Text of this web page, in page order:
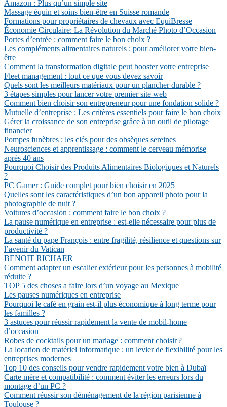
Amazon : Plus qu’un simple site
Massage équin et soins bien-être en Suisse romande
Formations pour propriétaires de chevaux avec EquiBresse
Économie Circulaire: La Révolution du Marché Photo d’Occasion
Portes d’entrée : comment faire le bon choix ?
Les compléments alimentaires naturels : pour améliorer votre bien-
être
Comment la transformation digitale peut booster votre entreprise
Fleet management : tout ce que vous devez savoir
Quels sont les meilleurs matériaux pour un plancher durable ?
3 étapes simples pour lancer votre premier site web
Comment bien choisir son entrepreneur pour une fondation solide ?
Mutuelle d’entreprise : Les critères essentiels pour faire le bon choix
Gérer la croissance de son entreprise grâce à un outil de pilotage
financier
Pompes funèbres : les clés pour des obsèques sereines
Neurosciences et apprentissage : comment le cerveau mémorise
après 40 ans
Pourquoi Choisir des Produits Alimentaires Biologiques et Naturels
?
PC Gamer : Guide complet pour bien choisir en 2025
Quelles sont les caractéristiques d’un bon appareil photo pour la
photographie de nuit ?
Voitures d’occasion : comment faire le bon choix ?
La pause numérique en entreprise : est-elle nécessaire pour plus de
productivité ?
La santé du pape François : entre fragilité, résilience et questions sur
l’avenir du Vatican
BENOIT RICHAER
Comment adapter un escalier extérieur pour les personnes à mobilité
réduite ?
TOP 5 des choses a faire lors d’un voyage au Mexique
Les pauses numériques en entreprise
Pourquoi le café en grain est-il plus économique à long terme pour
les familles ?
3 astuces pour réussir rapidement la vente de mobil-home
d’occasion
Robes de cocktails pour un mariage : comment choisir ?
La location de matériel informatique : un levier de flexibilité pour les
entreprises modernes
Top 10 des conseils pour vendre rapidement votre bien à Dubaï
Carte mère et compatibilité : comment éviter les erreurs lors du
montage d’un PC ?
Comment réussir son déménagement de la région parisienne à
Toulouse ?